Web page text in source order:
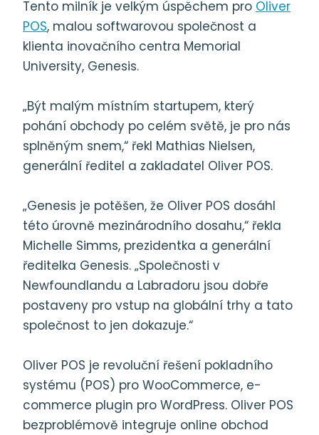
Tento milník je velkým úspěchem pro Oliver
POS, malou softwarovou společnost a
klienta inovačního centra Memorial
University, Genesis.
„Být malým místním startupem, který
pohání obchody po celém světě, je pro nás
splněným snem,“ řekl Mathias Nielsen,
generální ředitel a zakladatel Oliver POS.
„Genesis je potěšen, že Oliver POS dosáhl
této úrovně mezinárodního dosahu,“ řekla
Michelle Simms, prezidentka a generální
ředitelka Genesis. „Společnosti v
Newfoundlandu a Labradoru jsou dobře
postaveny pro vstup na globální trhy a tato
společnost to jen dokazuje.“
Oliver POS je revoluční řešení pokladního
systému (POS) pro WooCommerce, e-
commerce plugin pro WordPress. Oliver POS
bezproblémově integruje online obchod